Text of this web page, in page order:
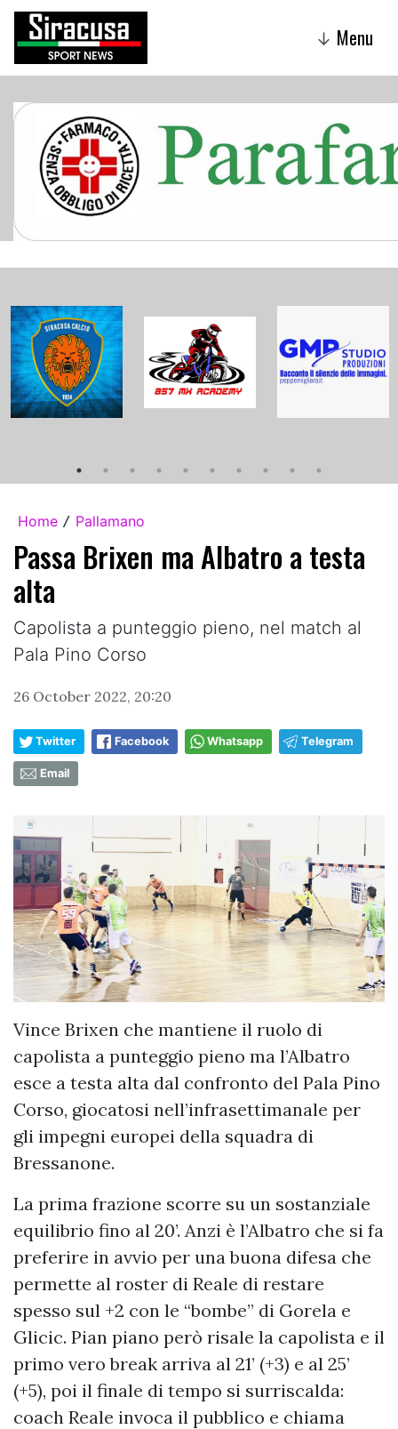
↓ Menu
Home / Pallamano
Passa Brixen ma Albatro a testa
alta
Capolista a punteggio pieno, nel match al
Pala Pino Corso
26 October 2022, 20:20
Twitter Facebook Whatsapp Telegram
Email
Vince Brixen che mantiene il ruolo di
capolista a punteggio pieno ma l’Albatro
esce a testa alta dal confronto del Pala Pino
Corso, giocatosi nell’infrasettimanale per
gli impegni europei della squadra di
Bressanone.
La prima frazione scorre su un sostanziale
equilibrio fino al 20’. Anzi è l’Albatro che si fa
preferire in avvio per una buona difesa che
permette al roster di Reale di restare
spesso sul +2 con le “bombe” di Gorela e
Glicic. Pian piano però risale la capolista e il
primo vero break arriva al 21’ (+3) e al 25’
(+5), poi il finale di tempo si surriscalda:
coach Reale invoca il pubblico e chiama